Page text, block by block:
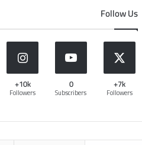
Follow Us
7k+
Followers
0
Subscribers
10k+
Followers